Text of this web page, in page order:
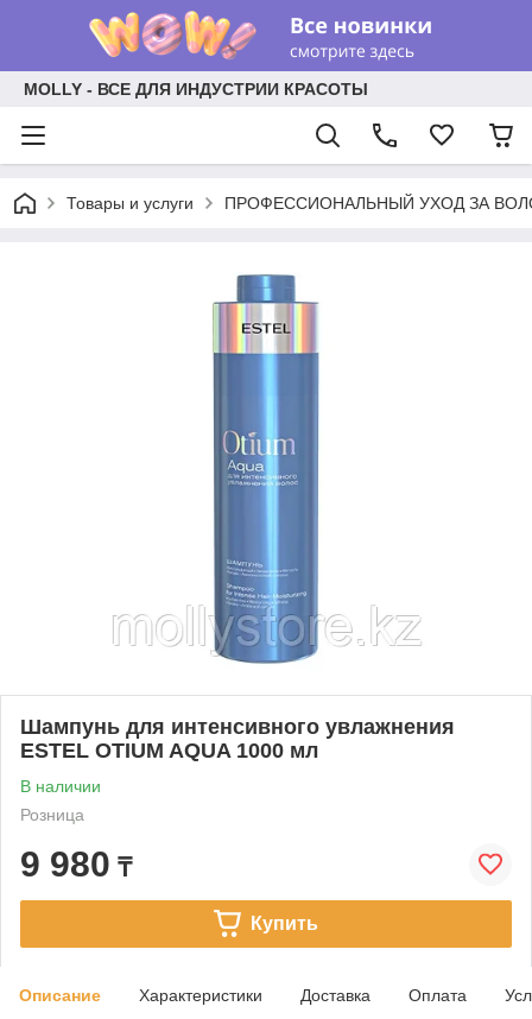
MOLLY - ВСЕ ДЛЯ ИНДУСТРИИ КРАСОТЫ
Товары и услуги ПРОФЕССИОНАЛЬНЫЙ УХОД ЗА
Шампунь для интенсивного увлажнения
ESTEL OTIUM AQUA 1000 мл
В наличии
Розница
9 980 ₸
Купить
Описание Характеристики Доставка Оплата